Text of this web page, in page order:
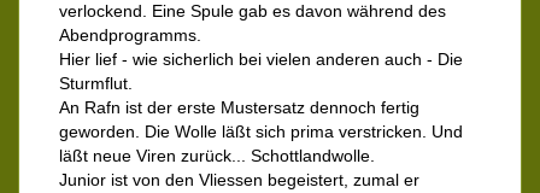
verlockend. Eine Spule gab es davon während des
Abendprogramms.
Hier lief - wie sicherlich bei vielen anderen auch - Die
Sturmflut.
An Rafn ist der erste Mustersatz dennoch fertig
geworden. Die Wolle läßt sich prima verstricken. Und
läßt neue Viren zurück... Schottlandwolle.
Junior ist von den Vliessen begeistert, zumal er